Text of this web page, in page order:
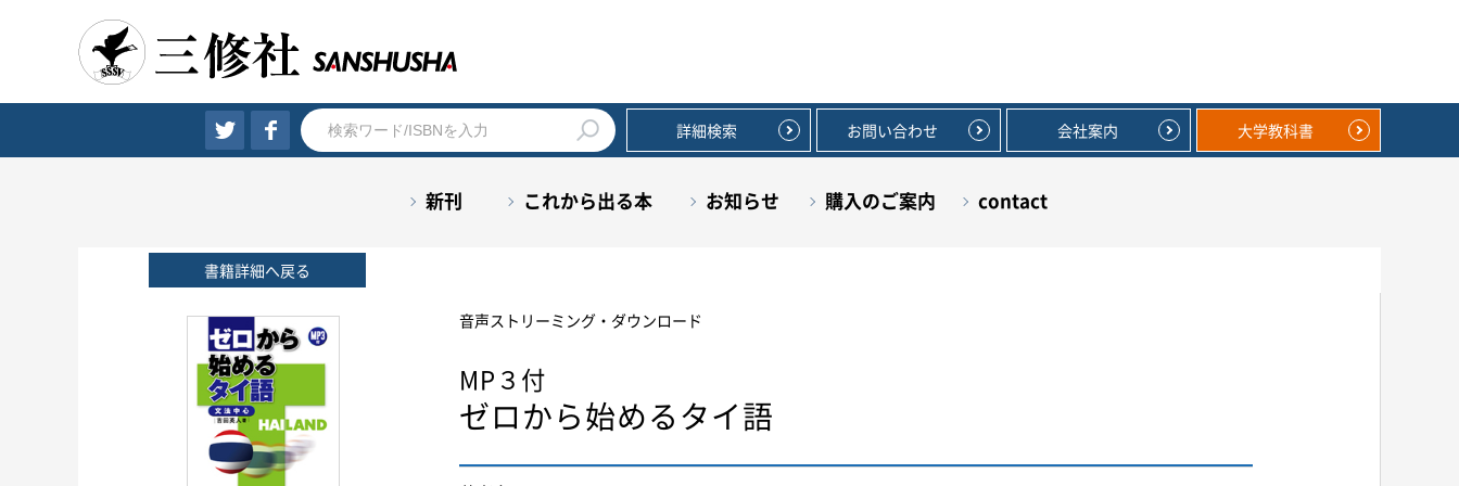
詳細検索 お問い合わせ 会社案内 大学教科書
新刊 これから出る本 お知らせ 購入のご案内 contact
書籍詳細へ戻る
音声ストリーミング・ダウンロード
MP３付
ゼロから始めるタイ語